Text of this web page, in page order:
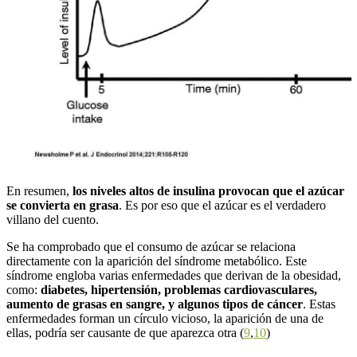
En resumen, los niveles altos de insulina provocan que el azúcar
se convierta en grasa. Es por eso que el azúcar es el verdadero
villano del cuento.
Se ha comprobado que el consumo de azúcar se relaciona
directamente con la aparición del síndrome metabólico. Este
síndrome engloba varias enfermedades que derivan de la obesidad,
como: diabetes, hipertensión, problemas cardiovasculares,
aumento de grasas en sangre, y algunos tipos de cáncer. Estas
enfermedades forman un círculo vicioso, la aparición de una de
ellas, podría ser causante de que aparezca otra (9,10)